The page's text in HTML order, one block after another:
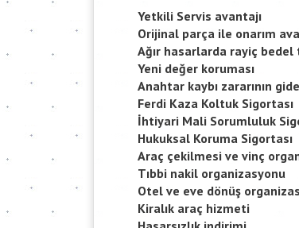
Yetkili Servis avantajı
Orijinal parça ile onarım
Ağır hasarlarda rayiç
Yeni değer koruması
Anahtar kaybı zararının
Ferdi Kaza Koltuk Sigortası
İhtiyari Mali Sorumluluk
Hukuksal Koruma Sigortası
Araç çekilmesi ve vinç
Tıbbi nakil organizasyonu
Otel ve eve dönüş
Kiralık araç hizmeti